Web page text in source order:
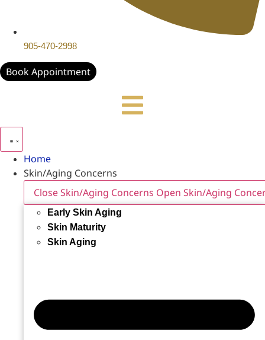
905-470-2998
Book Appointment
Home
Skin/Aging Concerns
Close Skin/Aging Concerns Open Skin/Aging
Early Skin Aging
Skin Maturity
Skin Aging